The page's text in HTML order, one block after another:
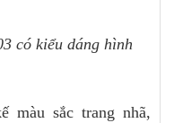
có kiểu dáng hình
màu sắc trang nhã,